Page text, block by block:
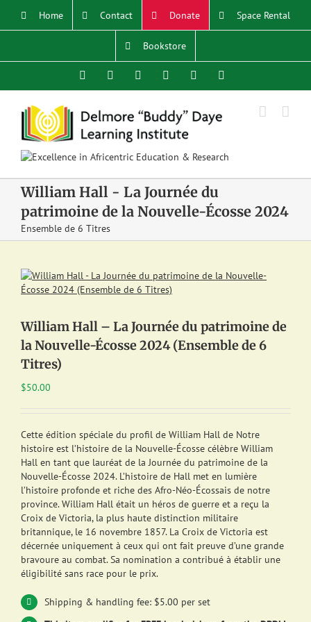
content
Home Contact Donate Space Rental
Bookstore
Facebook YouTubeInstagramLinkedIn
William Hall - La Journée du
patrimoine de la Nouvelle-Écosse 2024
Ensemble de 6 Titres
William Hall – La Journée du patrimoine de
la Nouvelle-Écosse 2024 (Ensemble de 6
Titres)
$50.00
Cette édition spéciale du profil de William Hall de Notre
histoire est l’histoire de la Nouvelle-Écosse célèbre William
Hall en tant que lauréat de la Journée du patrimoine de la
Nouvelle-Écosse 2024. L’histoire de Hall met en lumière
l’histoire profonde et riche des Afro-Néo-Écossais de notre
province. William Hall était un héros de guerre et a reçu la
Croix de Victoria, la plus haute distinction militaire
britannique, le 16 novembre 1857. La Croix de Victoria est
décernée uniquement à ceux qui ont fait preuve d’une grande
bravoure au combat. Sa nomination a contribué à établir une
éligibilité sans race pour le prix.
Shipping & handling fee: $5.00 per set